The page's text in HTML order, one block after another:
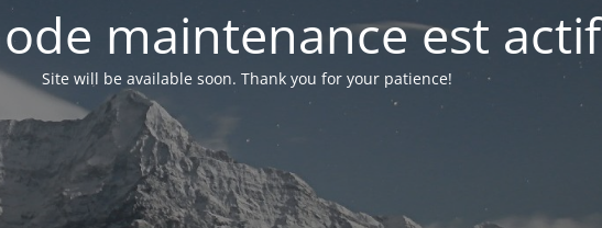
maintenance est actif
Site will be available soon. Thank you for your patience!